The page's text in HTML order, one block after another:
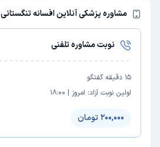
مشاوره پزشکی آنلاین افسانه تنگستانی
نوبت مشاوره تلفنی
15 دقیقه گفتگو
اولین نوبت آزاد: امروز |
18:00
200,000 تومان